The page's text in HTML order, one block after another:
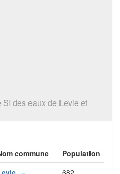
des eaux de Levie et
commune
Population